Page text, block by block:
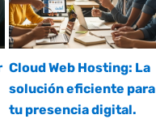
Cloud Web Hosting: La
solución eficiente para
tu presencia digital.